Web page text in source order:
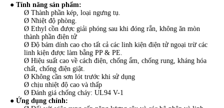
● Tính năng sản phẩm:
Ø Thành phần kép, loại ngưng tụ.
Ø Nhiệt độ phòng.
Ø Ethyl cồn được giải phóng sau khi đóng rắn, không ăn mòn
thành phần điện tử
Ø Độ bám dính cao cho tất cả các linh kiện điện tử ngoại trừ các
linh kiện được làm bằng PP & PE.
Ø Hiệu suất cao về cách điện, chống ẩm, chống rung, kháng hóa
chất, chống điện giật.
Ø Không cần sơn lót trước khi sử dụng
Ø chịu nhiệt độ cao và thấp
Ø Đánh giá chống cháy: UL94 V-1
● Ứng dụng chính: